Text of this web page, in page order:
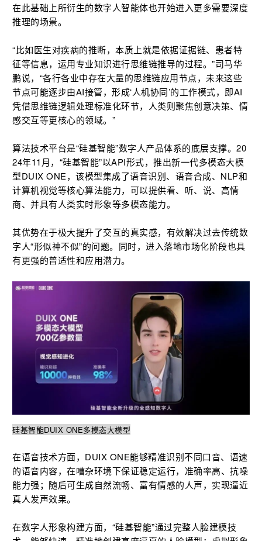
在此基础上所衍生的数字人智能体也开始进入更多需要深度
推理的场景。
“比如医生对疾病的推断，本质上就是依据证据链、患者特
征等信息，运用专业知识进行思维链推导的过程。”司马华
鹏说，“各行各业中存在大量的思维链应用节点，未来这些
节点可能逐步由AI接管，形成‘人机协同’的工作模式，即AI
凭借思维链逻辑处理标准化环节，人类则聚焦创意决策、情
感交互等更核心的领域。”
算法技术平台是“硅基智能”数字人产品体系的底层支撑。20
24年11月，“硅基智能”以API形式，推出新一代多模态大模
型DUIX ONE，该模型集成了语音识别、语音合成、NLP和
计算机视觉等核心算法能力，可以提供看、听、说、高情
商、并具有人类实时形象等多模态能力。
其优势在于极大提升了交互的真实感，有效解决过去传统数
字人“形似神不似”的问题。同时，进入落地市场化阶段也具
有更强的普适性和应用潜力。
硅基智能DUIX ONE多模态大模型
在语音技术方面，DUIX ONE能够精准识别不同口音、语速
的语音内容，在嘈杂环境下保证稳定运行，准确率高、抗噪
能力强；随后可生成自然流畅、富有情感的人声，实现逼近
真人发声效果。
在数字人形象构建方面，“硅基智能”通过完整人脸建模技